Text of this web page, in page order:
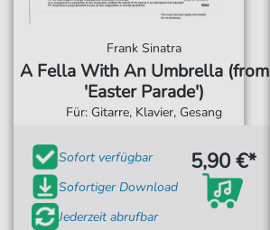
Frank Sinatra
A Fella With An Umbrella (from
'Easter Parade')
Für: Gitarre, Klavier, Gesang
Sofort verfügbar
Sofortiger Download
Jederzeit abrufbar
5,90 €*